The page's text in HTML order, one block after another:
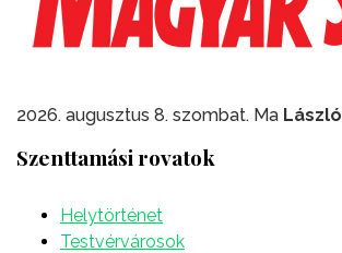
2026. augusztus 8. szombat. Ma László
Szenttamási rovatok
Helytörténet
Testvérvárosok